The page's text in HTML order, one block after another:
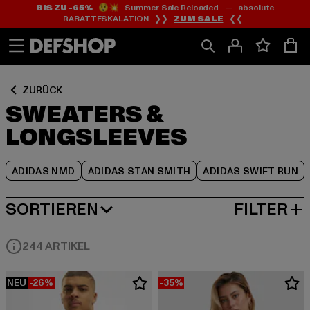
Zum
Inhalt
springen
Zum
Fußzeile
springen
BIS ZU -65%😲💥 Summer Sale Reloaded — absolute
RABATTESKALATION ❯❯ ZUM SALE ❮❮
ZURÜCK
SWEATERS &
LONGSLEEVES
ADIDAS NMD ADIDAS STAN SMITH ADIDAS SWIFT RUN
Zum
Produktraster
springen
SORTIEREN
BELIEBTESTE FILTER
244 ARTIKEL
NEU -26% -35%